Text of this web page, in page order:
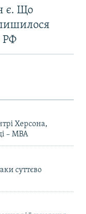
є. Що
РФ
Херсона,
– МВА
суттєво